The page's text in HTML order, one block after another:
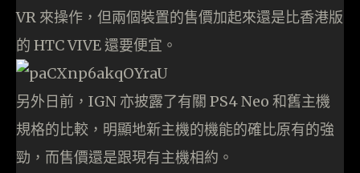
VR 來操作，但兩個裝置的售價加起來還是比香港版
的 HTC VIVE 還要便宜。
另外日前，IGN 亦披露了有關 PS4 Neo 和舊主機
規格的比較，明顯地新主機的機能的確比原有的強
勁，而售價還是跟現有主機相約。